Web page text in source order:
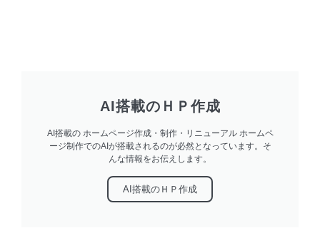
AI搭載のＨＰ作成
AI搭載の ホームページ作成・制作・リニューアル ホームペ
ージ制作でのAIが搭載されるのが必然となっています。そ
んな情報をお伝えします。
AI搭載のＨＰ作成